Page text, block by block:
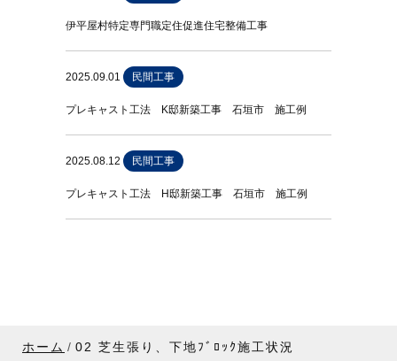
伊平屋村特定専門職定住促進住宅整備工事
2025.09.01 民間工事
プレキャスト工法 K邸新築工事 石垣市 施工例
2025.08.12 民間工事
プレキャスト工法 H邸新築工事 石垣市 施工例
ホーム 02 芝生張り、下地ﾌﾞﾛｯｸ施工状況